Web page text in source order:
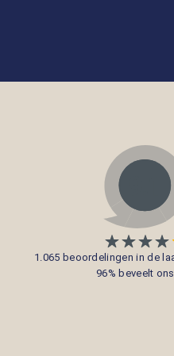
1.065 beoordelingen in de
96% beveelt